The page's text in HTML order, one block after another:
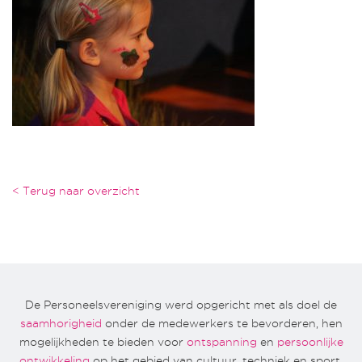
< Terug naar overzicht
De Personeelsvereniging werd opgericht met als doel de
saamhorigheid onder de medewerkers te bevorderen, hen
mogelijkheden te bieden voor ontspanning en persoonlijke